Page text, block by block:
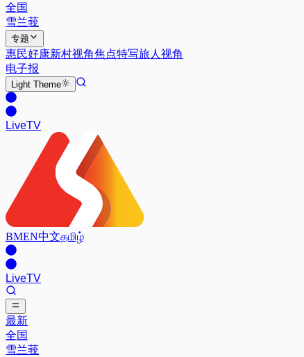
全国
雪兰莪
专题
惠民好康新村视角焦点特写旅人视角
电子报
Light Theme
LiveTV
BMEN中文தமிழ்
LiveTV
最新
全国
雪兰莪